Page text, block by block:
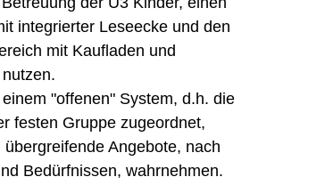
integrierter Leseecke und den
mit Kaufladen und
"offenen" System, d.h. die
festen Gruppe zugeordnet,
Angebote, nach
Bedürfnissen, wahrnehmen.